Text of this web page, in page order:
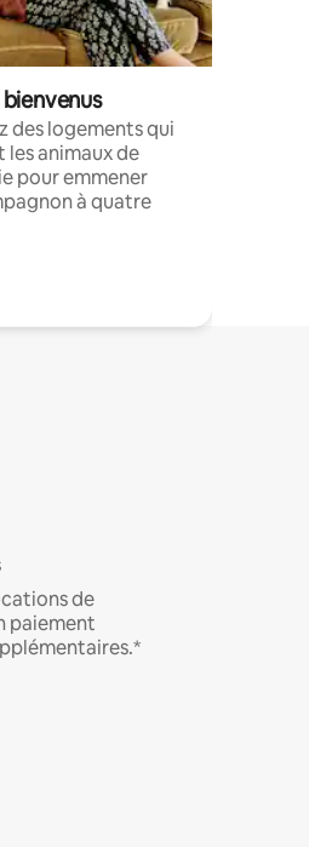
des logements qui
animaux de
pour emmener
à quatre
de
paiement